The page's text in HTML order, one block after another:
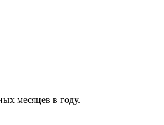
месяцев в году.